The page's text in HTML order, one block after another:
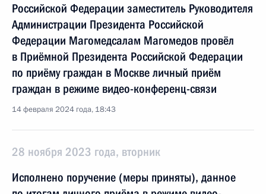
Российской Федерации заместитель Руководителя
Администрации Президента Российской
Федерации Магомедсалам Магомедов провёл
в Приёмной Президента Российской Федерации
по приёму граждан в Москве личный приём
граждан в режиме видео-конференц-связи
14 февраля 2024 года, 18:43
28 ноября 2023 года, вторник
Исполнено поручение (меры приняты), данное